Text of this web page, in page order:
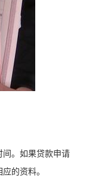
间。如果贷款申请
的资料。